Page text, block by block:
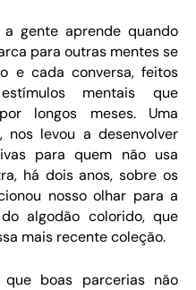
gente aprende quando
para outras mentes se
e cada conversa, feitos
mentais que
longos meses. Uma
nos levou a desenvolver
para quem não usa
há dois anos, sobre os
nosso olhar para a
algodão colorido, que
mais recente coleção.
boas parcerias não